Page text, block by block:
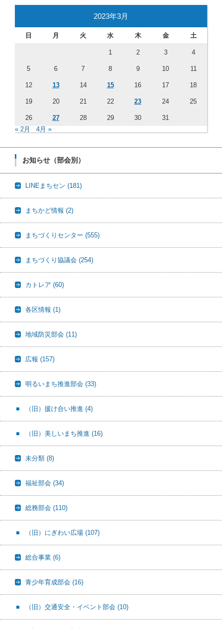
2023年3月
日 月 火 水 木 金 土
1 2 3 4
5 6 7 8 9 10 11
12 13 14 15 16 17 18
19 20 21 22 23 24 25
26 27 28 29 30
31
« 2月
4月 »
お知らせ（部会別）
LINEまちセン (181)
まちかど情報 (2)
まちづくりセンター (555)
まちづくり協議会 (254)
カトレア (60)
各区情報 (1)
地域防災部会 (11)
広報 (157)
明るいまち推進部会 (33)
（旧）援け合い推進 (4)
（旧）美しいまち推進 (16)
未分類 (8)
福祉部会 (34)
総務部会 (110)
（旧）にぎわい広場 (107)
総合事業 (6)
青少年育成部会 (16)
（旧）交通安全・イベント部会 (10)